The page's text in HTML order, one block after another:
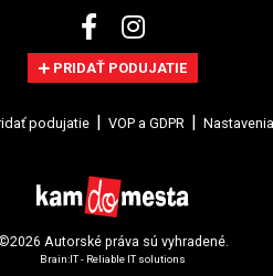
PRIDAŤ PODUJATIE
podujatie VOP a GDPR
Autorské práva sú vyhradené.
Brain:IT - Reliable IT solutions